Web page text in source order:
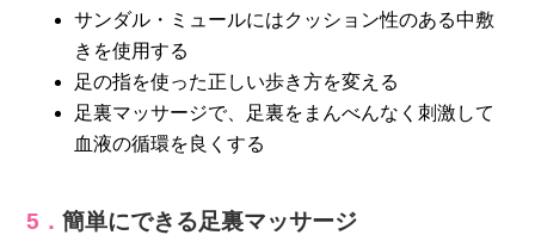
サンダル・ミュールにはクッション性のある中敷
きを使用する
足の指を使った正しい歩き方を変える
足裏マッサージで、足裏をまんべんなく刺激して
血液の循環を良くする
5．簡単にできる足裏マッサージ